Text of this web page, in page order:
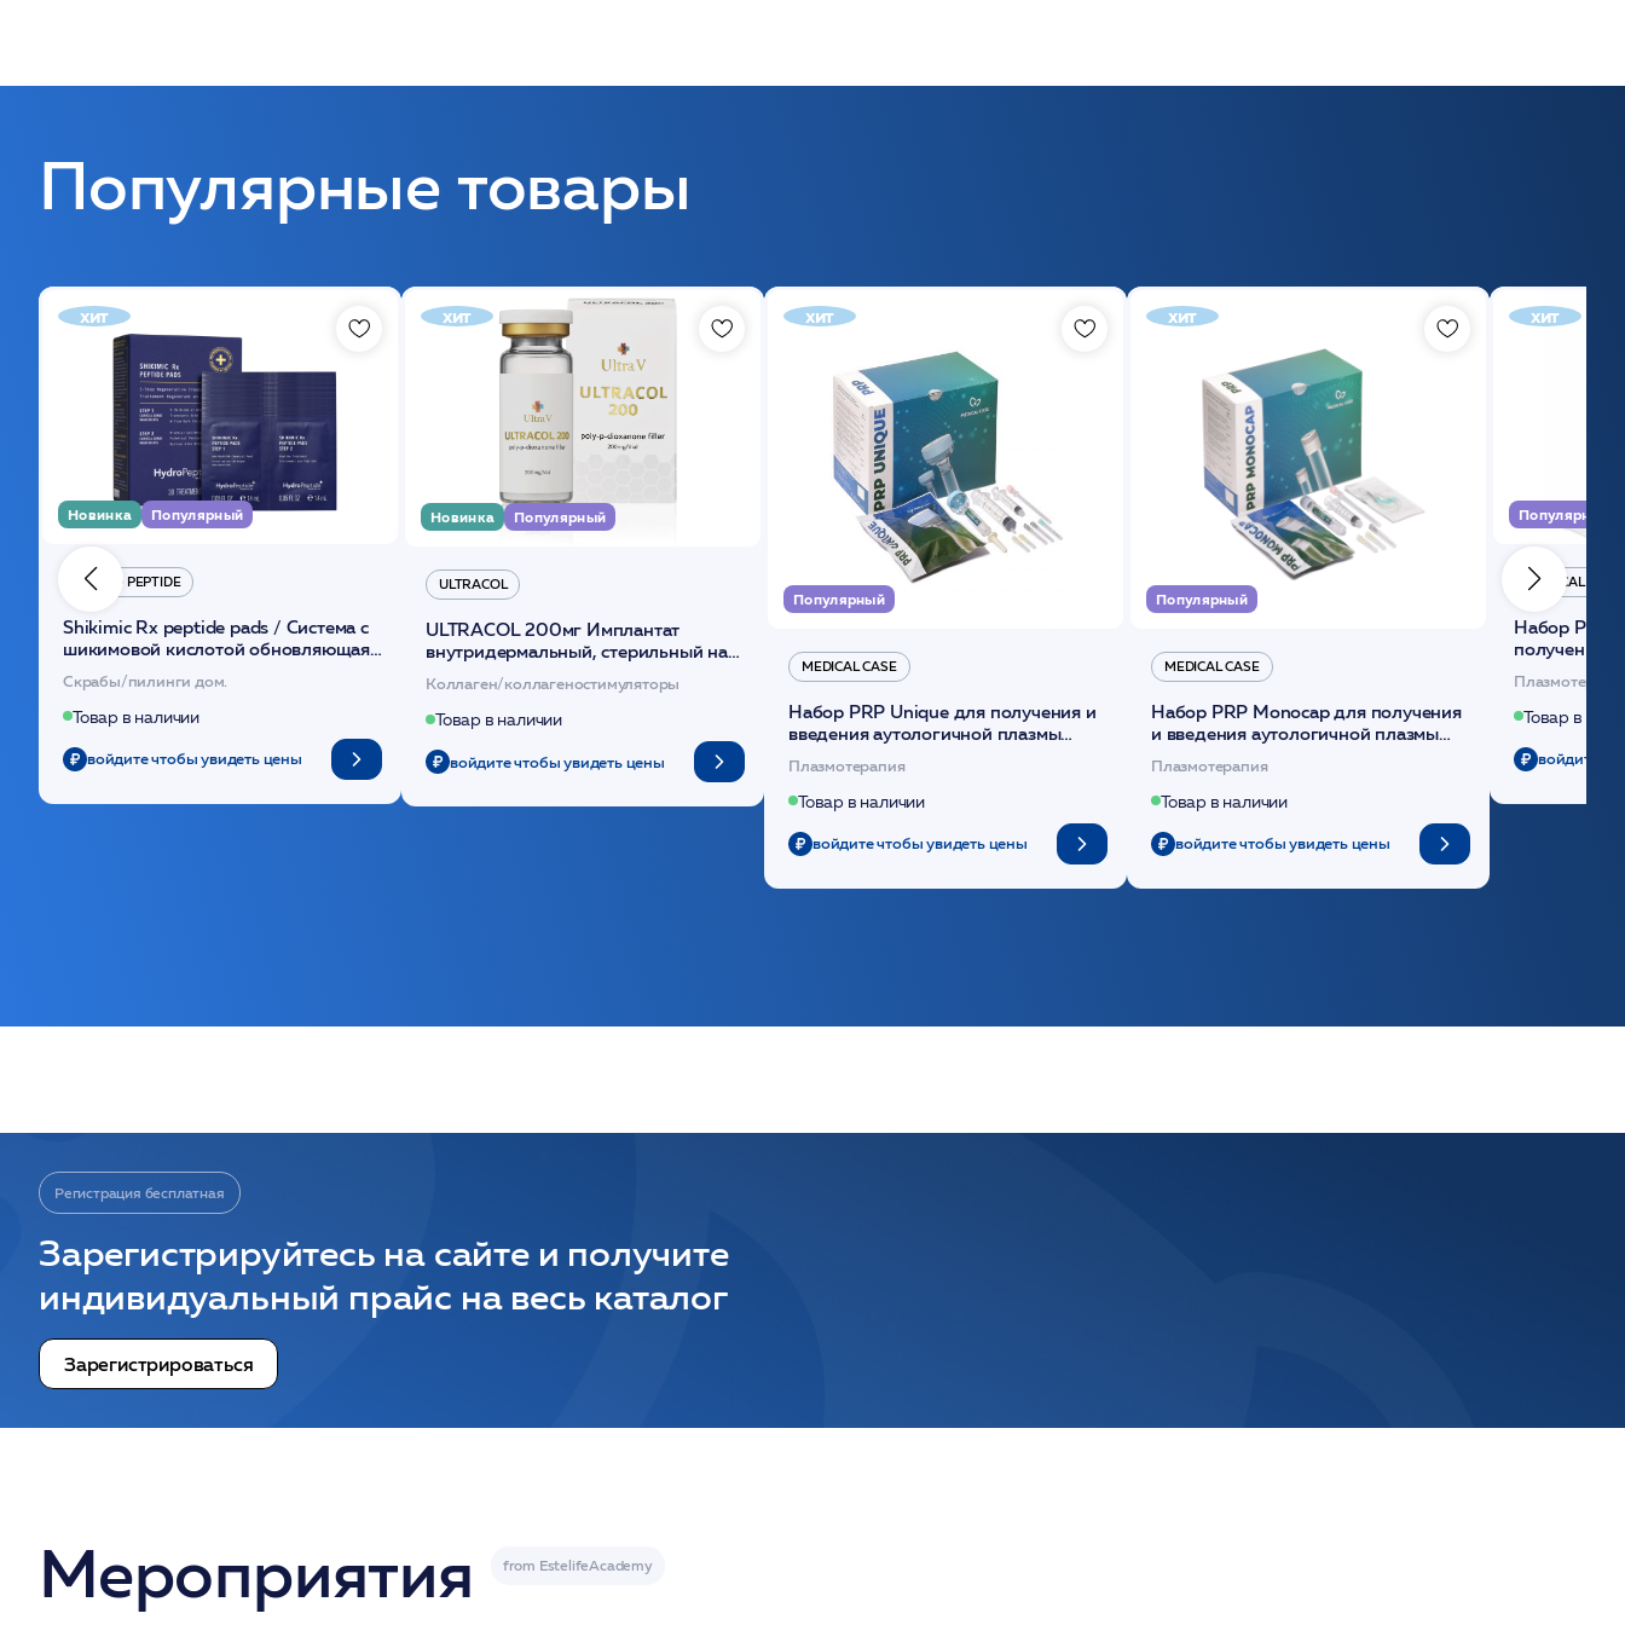
Популярные товары
хит
Новинка Популярный
HYDRO PEPTIDE
Shikimic Rx peptide pads / Cистема с
шикимовой кислотой обновляющая
(30шт) /HP
Скрабы/пилинги дом.
Товар в наличии
войдите чтобы увидеть цены
хит
Новинка Популярный
ULTRACOL
ULTRACOL 200мг Имплантат
внутридермальный, стерильный на
основе полидиоксанона /ULTRACOL
Коллаген/коллагеностимуляторы
Товар в наличии
войдите чтобы увидеть цены
хит
Популярный
MEDICAL CASE
Набор PRP Unique для получения и
введения аутологичной плазмы
(саше 1шт)/Medical Case
Плазмотерапия
Товар в наличии
войдите чтобы увидеть цены
хит
Популярный
MEDICAL CASE
Набор PRP Monocap для получения
и введения аутологичной плазмы
(саше 1шт)/Medical Case
Плазмотерапия
Товар в наличии
войдите чтобы увидеть цены
хит
Популярный
MEDICAL CASE
Набор Plasmoactive Стандарт для
получения
плазмы
Товар в
войдите
Регистрация бесплатная
Зарегистрируйтесь на сайте и получите
индивидуальный прайс на весь каталог
Зарегистрироваться
Мероприятия